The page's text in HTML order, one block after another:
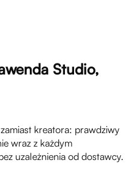
Studio,
kreatora: prawdziwy
wraz z każdym
uzależnienia od dostawcy.